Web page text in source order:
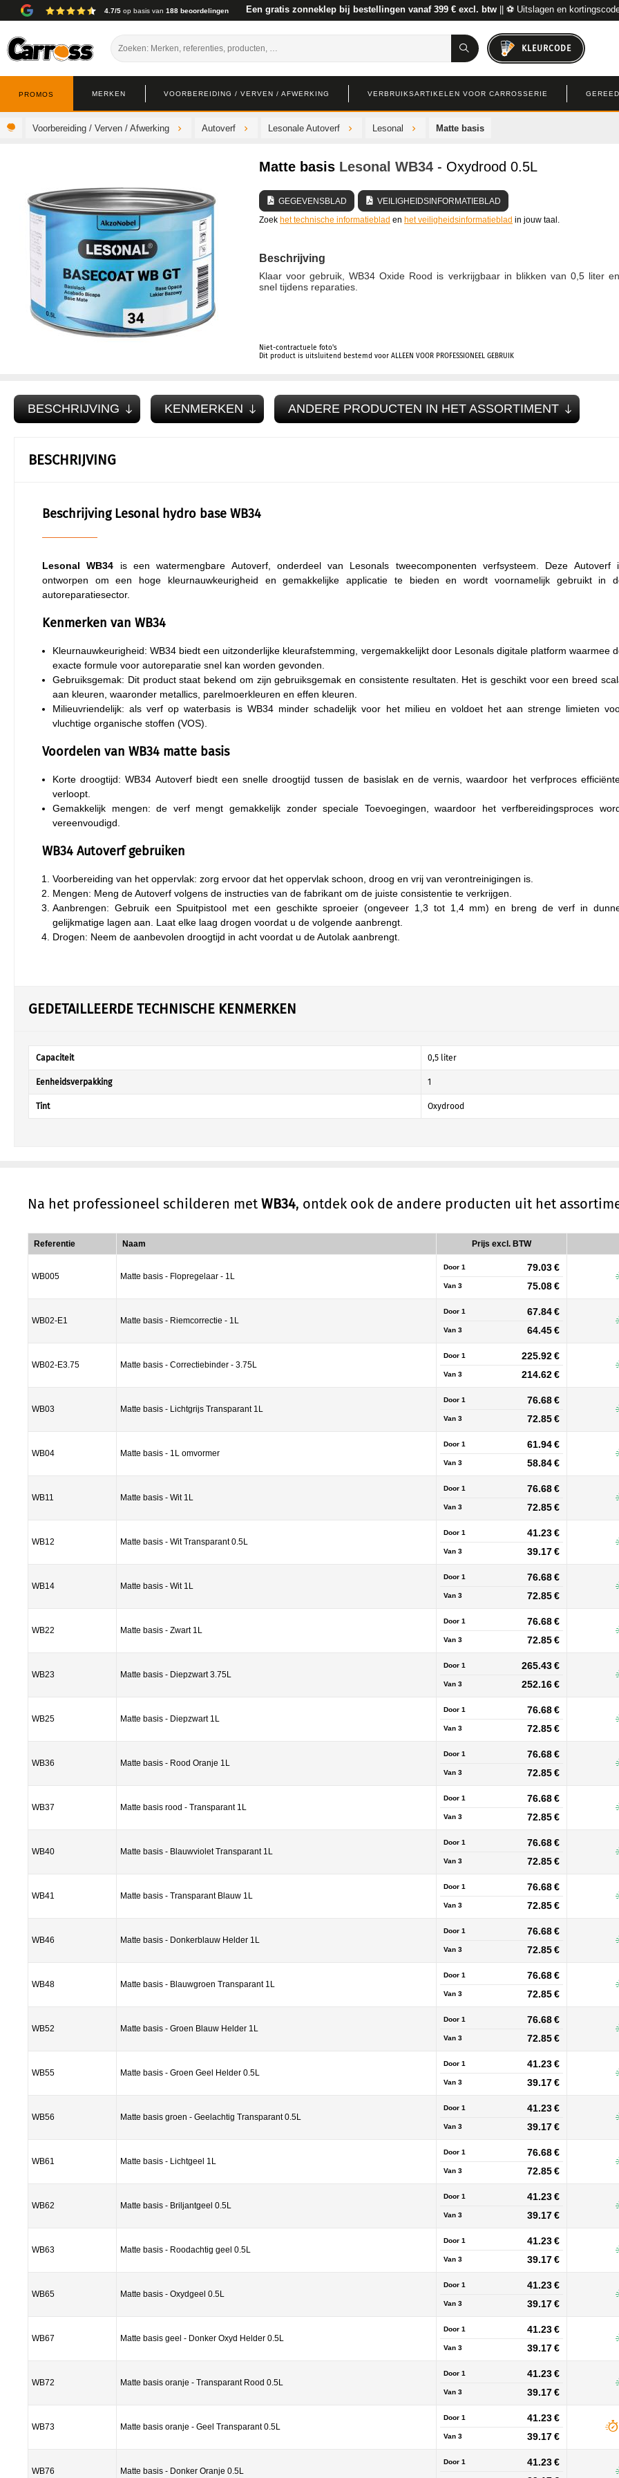
4.7/5 op basis van 188 beoordelingen Een gratis zonneklep bij bestellingen vanaf 399 € excl. btw || ⚽ Uitslagen en
KLEURCODE
VOORBEREIDING / VERVEN / AFWERKING VERBRUIKSARTIKELEN VOOR CARROSSERIE
MERKEN
PROMOS
Voorbereiding / Verven / Afwerking Autoverf Lesonale Autoverf Lesonal Matte basis
Matte basis Lesonal WB34 - Oxydrood 0.5L
GEGEVENSBLAD
VEILIGHEIDSINFORMATIEBLAD
Zoek het technische informatieblad en het veiligheidsinformatieblad in jouw taal.
Beschrijving
Klaar voor gebruik, WB34 Oxide Rood is verkrijgbaar in blikken van 0,5 liter
snel tijdens reparaties.
Niet-contractuele foto's
Dit product is uitsluitend bestemd voor ALLEEN VOOR PROFESSIONEEL GEBRUIK
BESCHRIJVING KENMERKEN ANDERE PRODUCTEN IN HET ASSORTIMENT
BESCHRIJVING
Beschrijving Lesonal hydro base WB34
Lesonal WB34 is een watermengbare Autoverf, onderdeel van Lesonals tweecomponenten verfsysteem. Deze Autoverf
ontworpen om een hoge kleurnauwkeurigheid en gemakkelijke applicatie te bieden en wordt voornamelijk gebruikt in
autoreparatiesector.
Kenmerken van WB34
Kleurnauwkeurigheid: WB34 biedt een uitzonderlijke kleurafstemming, vergemakkelijkt door Lesonals digitale platform waarmee
exacte formule voor autoreparatie snel kan worden gevonden.
Gebruiksgemak: Dit product staat bekend om zijn gebruiksgemak en consistente resultaten. Het is geschikt voor een breed
aan kleuren, waaronder metallics, parelmoerkleuren en effen kleuren.
Milieuvriendelijk: als verf op waterbasis is WB34 minder schadelijk voor het milieu en voldoet het aan strenge limieten
vluchtige organische stoffen (VOS).
Voordelen van WB34 matte basis
Korte droogtijd: WB34 Autoverf biedt een snelle droogtijd tussen de basislak en de vernis, waardoor het verfproces
verloopt.
Gemakkelijk mengen: de verf mengt gemakkelijk zonder speciale Toevoegingen, waardoor het verfbereidingsproces
vereenvoudigd.
WB34 Autoverf gebruiken
Voorbereiding van het oppervlak: zorg ervoor dat het oppervlak schoon, droog en vrij van verontreinigingen is.
Mengen: Meng de Autoverf volgens de instructies van de fabrikant om de juiste consistentie te verkrijgen.
Aanbrengen: Gebruik een Spuitpistool met een geschikte sproeier (ongeveer 1,3 tot 1,4 mm) en breng de verf in
gelijkmatige lagen aan. Laat elke laag drogen voordat u de volgende aanbrengt.
Drogen: Neem de aanbevolen droogtijd in acht voordat u de Autolak aanbrengt.
GEDETAILLEERDE TECHNISCHE KENMERKEN
Capaciteit 0,5 liter
Eenheidsverpakking 1
Tint Oxydrood
Na het professioneel schilderen met WB34, ontdek ook de andere producten uit het
Referentie Naam Prijs excl. BTW
WB005 Matte basis - Flopregelaar - 1L
Door 1 79.03 €
Van 3 75.08 €
WB02-E1 Matte basis - Riemcorrectie - 1L
Door 1 67.84 €
Van 3 64.45 €
WB02-E3.75 Matte basis - Correctiebinder - 3.75L
Door 1 225.92 €
Van 3 214.62 €
WB03 Matte basis - Lichtgrijs Transparant 1L
Door 1 76.68 €
Van 3 72.85 €
WB04 Matte basis - 1L omvormer
Door 1 61.94 €
Van 3 58.84 €
WB11 Matte basis - Wit 1L
Door 1 76.68 €
Van 3 72.85 €
WB12 Matte basis - Wit Transparant 0.5L
Door 1 41.23 €
Van 3 39.17 €
WB14 Matte basis - Wit 1L
Door 1 76.68 €
Van 3 72.85 €
WB22 Matte basis - Zwart 1L
Door 1 76.68 €
Van 3 72.85 €
WB23 Matte basis - Diepzwart 3.75L
Door 1 265.43 €
Van 3 252.16 €
WB25 Matte basis - Diepzwart 1L
Door 1 76.68 €
Van 3 72.85 €
WB36 Matte basis - Rood Oranje 1L
Door 1 76.68 €
Van 3 72.85 €
WB37 Matte basis rood - Transparant 1L
Door 1 76.68 €
Van 3 72.85 €
WB40 Matte basis - Blauwviolet Transparant 1L
Door 1 76.68 €
Van 3 72.85 €
WB41 Matte basis - Transparant Blauw 1L
Door 1 76.68 €
Van 3 72.85 €
WB46 Matte basis - Donkerblauw Helder 1L
Door 1 76.68 €
Van 3 72.85 €
WB48 Matte basis - Blauwgroen Transparant 1L
Door 1 76.68 €
Van 3 72.85 €
WB52 Matte basis - Groen Blauw Helder 1L
Door 1 76.68 €
Van 3 72.85 €
WB55 Matte basis - Groen Geel Helder 0.5L
Door 1 41.23 €
Van 3 39.17 €
WB56 Matte basis groen - Geelachtig Transparant 0.5L
Door 1 41.23 €
Van 3 39.17 €
WB61 Matte basis - Lichtgeel 1L
Door 1 76.68 €
Van 3 72.85 €
WB62 Matte basis - Briljantgeel 0.5L
Door 1 41.23 €
Van 3 39.17 €
WB63 Matte basis - Roodachtig geel 0.5L
Door 1 41.23 €
Van 3 39.17 €
WB65 Matte basis - Oxydgeel 0.5L
Door 1 41.23 €
Van 3 39.17 €
WB67 Matte basis geel - Donker Oxyd Helder 0.5L
Door 1 41.23 €
Van 3 39.17 €
WB72 Matte basis oranje - Transparant Rood 0.5L
Door 1 41.23 €
Van 3 39.17 €
WB73 Matte basis oranje - Geel Transparant 0.5L
Door 1 41.23 €
Van 3 39.17 €
WB76 Matte basis - Donker Oranje 0.5L
Door 1 41.23 €